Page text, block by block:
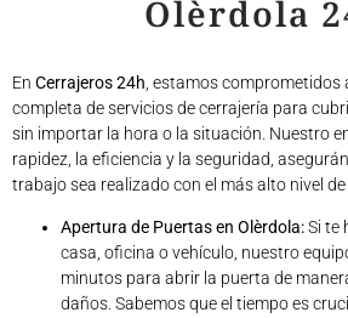
Olèrdola
En Cerrajeros 24h , estamos
completa de servicios de cerrajería para
sin importar la hora o la situación. Nuestro
rapidez, la eficiencia y la seguridad,
trabajo sea realizado con el más alto nivel
Apertura de Puertas en Olèrdola:Si te
casa, oficina o vehículo, nuestro
minutos para abrir la puerta de
daños. Sabemos que el tiempo es